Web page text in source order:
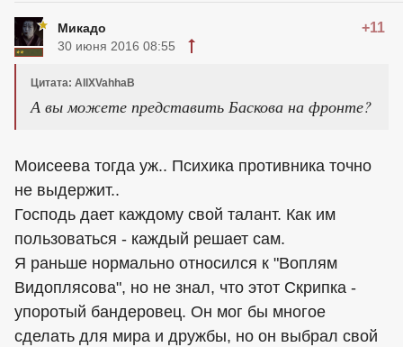
Микадо +11
30 июня 2016 08:55
Цитата: AllXVahhaB
А вы можете представить Баскова на фронте?
Моисеева тогда уж.. Психика противника точно
не выдержит..
Господь дает каждому свой талант. Как им
пользоваться - каждый решает сам.
Я раньше нормально относился к "Воплям
Видоплясова", но не знал, что этот Скрипка -
упоротый бандеровец. Он мог бы многое
сделать для мира и дружбы, но он выбрал свой